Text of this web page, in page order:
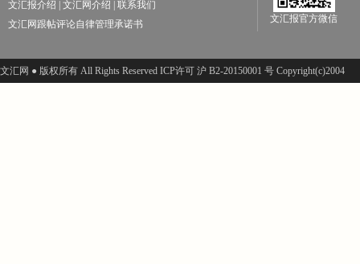
文汇报介绍
文汇网介绍
联系我们
文汇网跟帖评论自律管理承诺书
文汇报官方微信
文汇网 ● 版权所有 All Rights Reserved ICP许可 沪 B2-20150001 号 Copyright(c)2004